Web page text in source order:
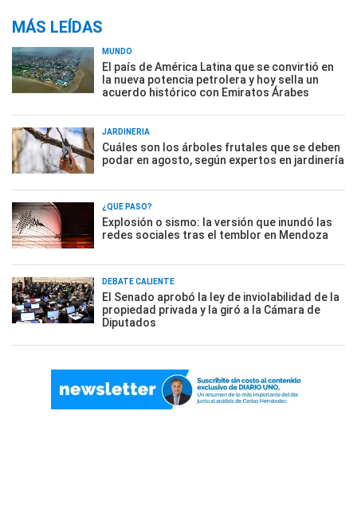
MÁS LEÍDAS
MUNDO
El país de América Latina que se convirtió en
la nueva potencia petrolera y hoy sella un
acuerdo histórico con Emiratos Árabes
JARDINERÍA
Cuáles son los árboles frutales que se deben
podar en agosto, según expertos en jardinería
¿QUÉ PASÓ?
Explosión o sismo: la versión que inundó las
redes sociales tras el temblor en Mendoza
DEBATE CALIENTE
El Senado aprobó la ley de inviolabilidad de la
propiedad privada y la giró a la Cámara de
Diputados